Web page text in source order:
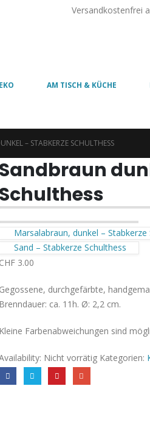
Versandkostenfrei
AM TISCH & KÜCHE
– STABKERZE SCHULTHESS
Sandbraun
Schulthess
Marsalabraun, dunkel – Stabkerze
Sand – Stabkerze Schulthess
CHF 3.00
Gegossene, durchgefärbte,
Brenndauer: ca. 11h. Ø: 2,2 cm.
Kleine Farbenabweichungen sind
Nicht vorrätig Kategorien: